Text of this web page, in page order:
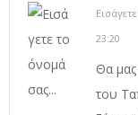
23:20
Θα μας
του